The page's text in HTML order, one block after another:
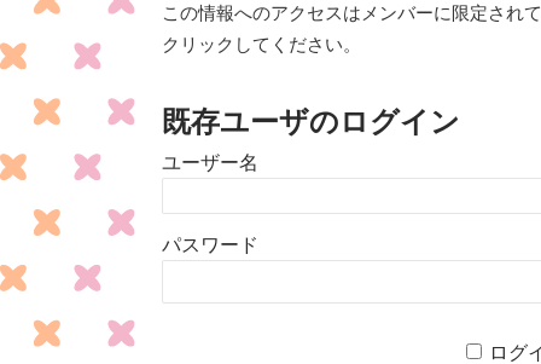
この情報へのアクセスはメンバーに限定され
クリックしてください。
既存ユーザのログイン
ユーザー名
パスワード
ログ